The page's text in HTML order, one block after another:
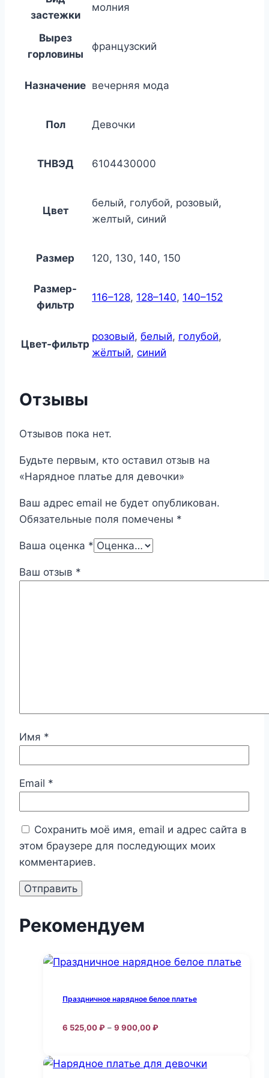
застежки
молния
Вырез
горловины
французский
Назначение вечерняя мода
Пол Девочки
ТНВЭД 6104430000
Цвет
белый, голубой, розовый,
желтый, синий
Размер 120, 130, 140, 150
Размер-
фильтр
116–128, 128–140, 140–152
Цвет-фильтр
розовый, белый, голубой,
жёлтый, синий
Отзывы
Отзывов пока нет.
Будьте первым, кто оставил отзыв на
«Нарядное платье для девочки»
Ваш адрес email не будет опубликован.
Обязательные поля помечены *
Ваша оценка *
Ваш отзыв *
Имя *
Email *
Сохранить моё имя, email и адрес сайта в
этом браузере для последующих моих
комментариев.
Рекомендуем
Праздничное нарядное белое платье
6 525,00₽ – 9 900,00₽Диапазон
525,00 ₽
товар